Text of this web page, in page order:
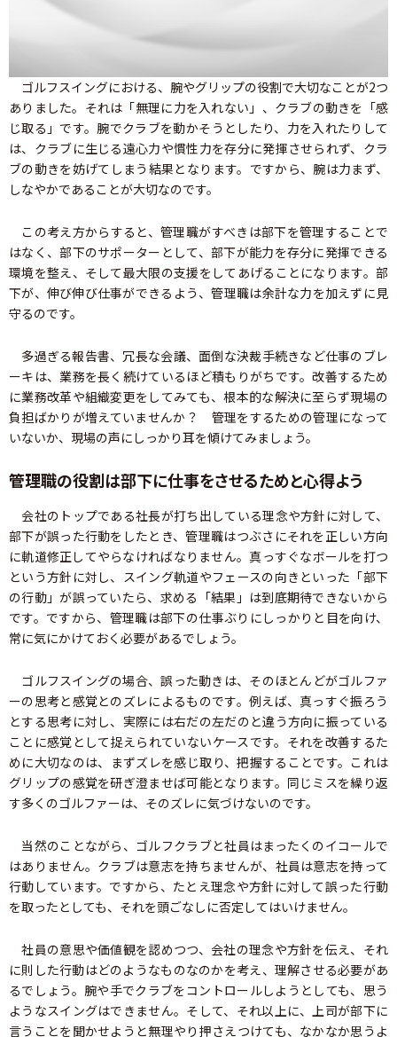
ゴルフスイングにおける、腕やグリップの役割で大切なことが2つ
ありました。それは「無理に力を入れない」、クラブの動きを「感
じ取る」です。腕でクラブを動かそうとしたり、力を入れたりして
は、クラブに生じる遠心力や慣性力を存分に発揮させられず、クラ
ブの動きを妨げてしまう結果となります。ですから、腕は力まず、
しなやかであることが大切なのです。
この考え方からすると、管理職がすべきは部下を管理することで
はなく、部下のサポーターとして、部下が能力を存分に発揮できる
環境を整え、そして最大限の支援をしてあげることになります。部
下が、伸び伸び仕事ができるよう、管理職は余計な力を加えずに見
守るのです。
多過ぎる報告書、冗長な会議、面倒な決裁手続きなど仕事のブレ
ーキは、業務を長く続けているほど積もりがちです。改善するため
に業務改革や組織変更をしてみても、根本的な解決に至らず現場の
負担ばかりが増えていませんか？ 管理をするための管理になって
いないか、現場の声にしっかり耳を傾けてみましょう。
管理職の役割は部下に仕事をさせるためと心得よう
会社のトップである社長が打ち出している理念や方針に対して、
部下が誤った行動をしたとき、管理職はつぶさにそれを正しい方向
に軌道修正してやらなければなりません。真っすぐなボールを打つ
という方針に対し、スイング軌道やフェースの向きといった「部下
の行動」が誤っていたら、求める「結果」は到底期待できないから
です。ですから、管理職は部下の仕事ぶりにしっかりと目を向け、
常に気にかけておく必要があるでしょう。
ゴルフスイングの場合、誤った動きは、そのほとんどがゴルファ
ーの思考と感覚とのズレによるものです。例えば、真っすぐ振ろう
とする思考に対し、実際には右だの左だのと違う方向に振っている
ことに感覚として捉えられていないケースです。それを改善するた
めに大切なのは、まずズレを感じ取り、把握することです。これは
グリップの感覚を研ぎ澄ませば可能となります。同じミスを繰り返
す多くのゴルファーは、そのズレに気づけないのです。
当然のことながら、ゴルフクラブと社員はまったくのイコールで
はありません。クラブは意志を持ちませんが、社員は意志を持って
行動しています。ですから、たとえ理念や方針に対して誤った行動
を取ったとしても、それを頭ごなしに否定してはいけません。
社員の意思や価値観を認めつつ、会社の理念や方針を伝え、それ
に則した行動はどのようなものなのかを考え、理解させる必要があ
るでしょう。腕や手でクラブをコントロールしようとしても、思う
ようなスイングはできません。そして、それ以上に、上司が部下に
言うことを聞かせようと無理やり押さえつけても、なかなか思うよ